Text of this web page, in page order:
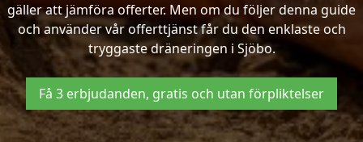
gäller att jämföra offerter. Men om du följer denna guide
och använder vår offerttjänst får du den enklaste och
tryggaste dräneringen i Sjöbo.
Få 3 erbjudanden, gratis och utan förpliktelser